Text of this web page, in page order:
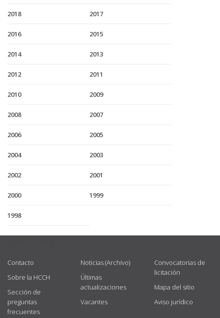
2018 2017
2016 2015
2014 2013
2012 2011
2010 2009
2008 2007
2006 2005
2004 2003
2002 2001
2000 1999
1998
Contacto
Sobre la HCCH
Sección de
preguntas
frecuentes
Noticias (Archivo)
Últimas
actualizaciones
Vacantes
Convocatorias de
licitación
Mapa del sitio
Aviso jurídico